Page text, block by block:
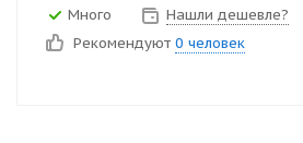
Много
Нашли дешевле?
Рекомендуют 0 человек